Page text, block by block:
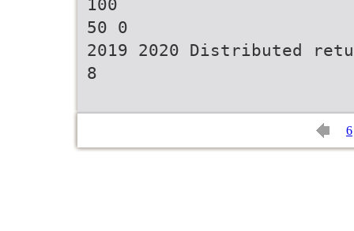
100
50 0
2019 2020 Distributed
6